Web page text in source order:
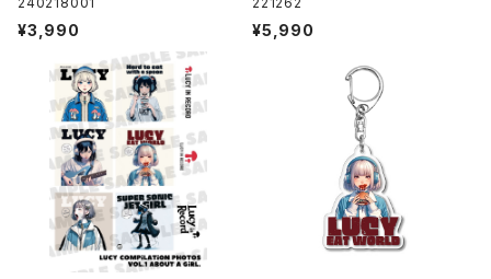
¥3,990 ¥5,990